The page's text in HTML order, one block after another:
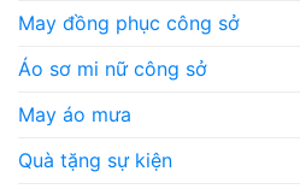
May đồng phục công sở
Áo sơ mi nữ công sở
May áo mưa
Quà tặng sự kiện